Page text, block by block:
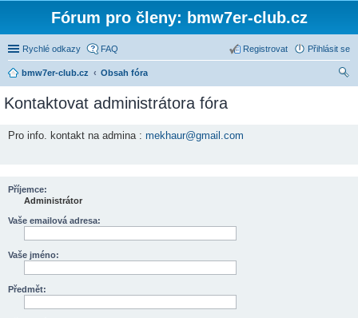
Fórum pro členy: bmw7er-club.cz
Rychlé odkazy FAQ Přihlásit se
Registrovat
bmw7er-club.cz
Obsah fóra
Kontaktovat administrátora fóra
Pro info. kontakt na admina : mekhaur@gmail.com
Příjemce:
Administrátor
Vaše emailová adresa:
Vaše jméno:
Předmět: